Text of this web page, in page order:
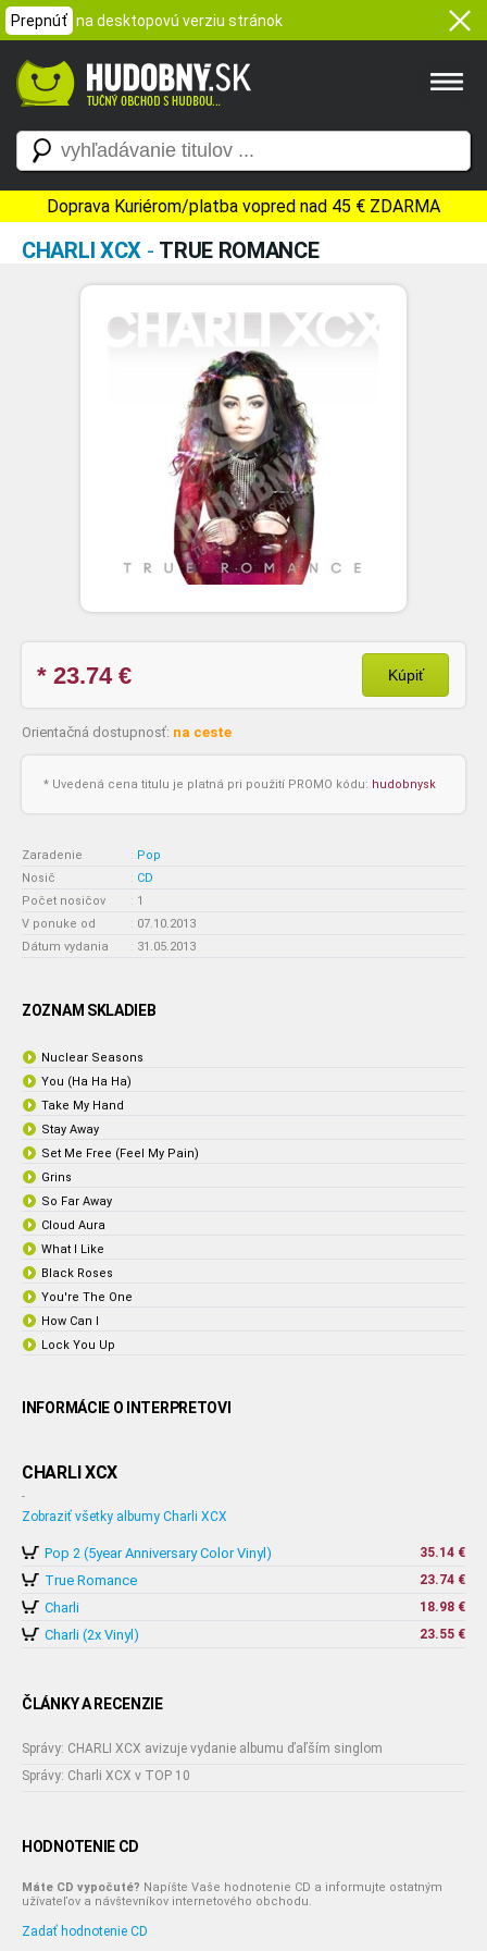
Prepnúť na desktopovú verziu stránok
Doprava Kuriérom/platba vopred nad 45 € ZDARMA
CHARLI XCX - TRUE ROMANCE
* 23.74€ Kúpiť
Orientačná dostupnosť: na ceste
* Uvedená cena titulu je platná pri použití PROMO kódu: hudobnysk
Zaradenie : Pop
Nosič
: CD
Počet nosičov
: 1
V ponuke od
: 07.10.2013
Dátum vydania
: 31.05.2013
ZOZNAM SKLADIEB
Nuclear Seasons
You (Ha Ha Ha)
Take My Hand
Stay Away
Set Me Free (Feel My Pain)
Grins
So Far Away
Cloud Aura
What I Like
Black Roses
You're The One
How Can I
Lock You Up
INFORMÁCIE O INTERPRETOVI
CHARLI XCX
-
Zobraziť všetky albumy Charli XCX
Pop 2 (5year Anniversary Color Vinyl) 35.14 €
True Romance 23.74 €
Charli 18.98 €
Charli (2x Vinyl) 23.55 €
ČLÁNKY A RECENZIE
Správy: CHARLI XCX avizuje vydanie albumu ďaľším singlom
Správy: Charli XCX v TOP 10
HODNOTENIE CD
Máte CD vypočuté? Napíšte Vaše hodnotenie CD a informujte ostatným
užívateľov a návštevníkov internetového obchodu.
Zadať hodnotenie CD